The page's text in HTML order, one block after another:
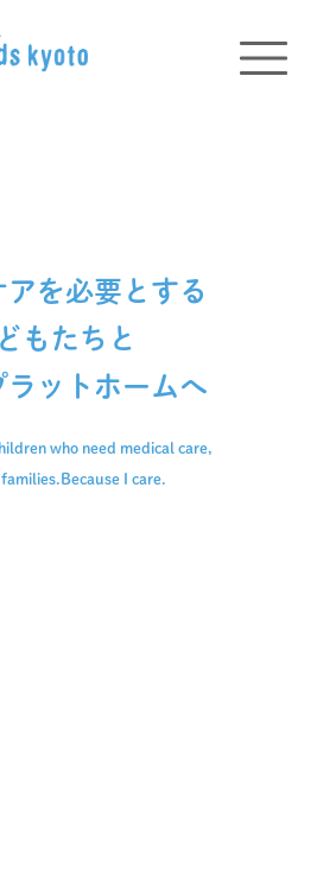
アを必要とする
もたちと
ラットホームへ
who need medical care,
Because I care.